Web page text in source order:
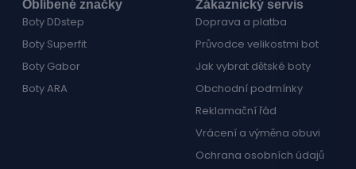
Oblíbené značky
Boty DDstep
Boty Superfit
Boty Gabor
Boty ARA
Zákaznický servis
Doprava a platba
Průvodce velikostmi bot
Jak vybrat dětské boty
Obchodní podmínky
Reklamační řád
Vrácení a výměna obuvi
Ochrana osobních údajů